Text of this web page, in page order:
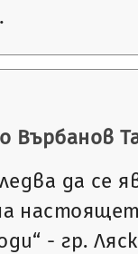
Върбанов
да се
- гр.